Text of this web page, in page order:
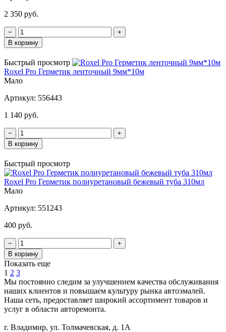
2 350 руб.
−
+
В корзину
Быстрый просмотр
Roxel Pro Герметик ленточный 9мм*10м
Мало
Артикул: 556443
1 140 руб.
−
+
В корзину
Быстрый просмотр
Roxel Pro Герметик полиуретановый бежевый туба 310мл
Мало
Артикул: 551243
400 руб.
−
+
В корзину
Показать еще
1 2 3
Мы постоянно следим за улучшением качества обслуживания
наших клиентов и повышаем культуру рынка автоэмалей.
Наша сеть, предоставляет широкий ассортимент товаров и
услуг в области авторемонта.
г. Владимир, ул. Толмачевская, д. 1А